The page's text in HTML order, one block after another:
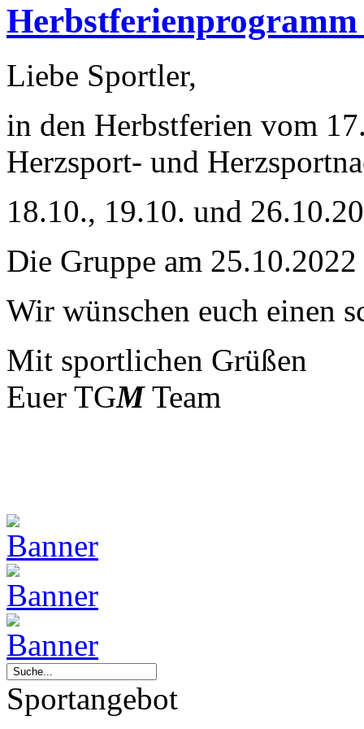
Liebe Sportler,
in den Herbstferien vom
Herzsport- und
18.10., 19.10. und
Die Gruppe am
Wir wünschen euch einen
Mit sportlichen Grüßen
Euer TGMTeam
Sportangebot